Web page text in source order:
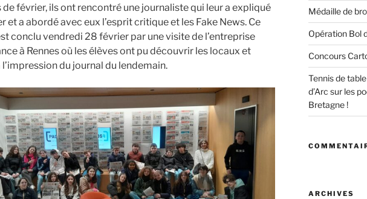
de février, ils ont rencontré une journaliste qui leur a expliqué
et a abordé avec eux l’esprit critique et les Fake News. Ce
conclu vendredi 28 février par une visite de l’entreprise
à Rennes où les élèves ont pu découvrir les locaux et
l’impression du journal du lendemain.
Médaille de
Opération Bol
Concours
Tennis de
d’Arc sur les
Bretagne !
ARCHIVES